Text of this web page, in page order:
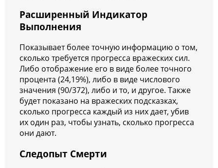
Расширенный Индикатор
Выполнения
Показывает более точную информацию о том,
сколько требуется прогресса вражеских сил.
Либо отображение его в виде более точного
процента (24,19%), либо в виде числового
значения (90/372), либо и то, и другое. Также
будет показано на вражеских подсказках,
сколько прогресса каждый из них дает, убив
их один раз, чтобы узнать, сколько прогресса
они дают.
Следопыт Смерти